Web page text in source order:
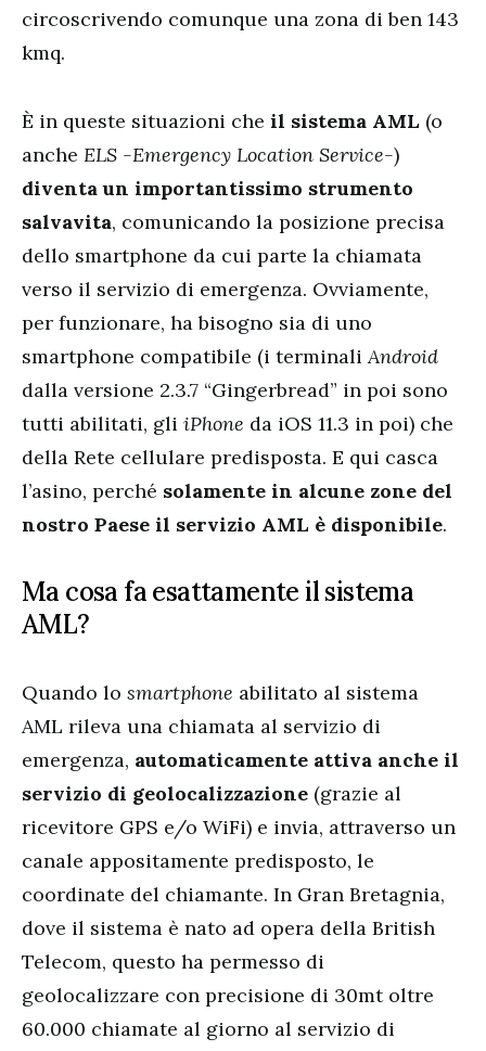
circoscrivendo comunque una zona di ben 143
kmq.
È in queste situazioni che il sistema AML (o
anche ELS -Emergency Location Service-)
diventa un importantissimo strumento
salvavita, comunicando la posizione precisa
dello smartphone da cui parte la chiamata
verso il servizio di emergenza. Ovviamente,
per funzionare, ha bisogno sia di uno
smartphone compatibile (i terminaliAndroid
dalla versione 2.3.7 “Gingerbread” in poi sono
tutti abilitati, gli iPhone da iOS 11.3 in poi) che
della Rete cellulare predisposta. E qui casca
l’asino, perché solamente in alcune zone del
nostro Paese il servizio AML è disponibile.
Ma cosa fa esattamente il sistema
AML?
Quando lo smartphone abilitato al sistema
AML rileva una chiamata al servizio di
emergenza, automaticamente attiva anche il
servizio di geolocalizzazione (grazie al
ricevitore GPS e/o WiFi) e invia, attraverso un
canale appositamente predisposto, le
coordinate del chiamante. In Gran Bretagnia,
dove il sistema è nato ad opera della British
Telecom, questo ha permesso di
geolocalizzare con precisione di 30mt oltre
60.000 chiamate al giorno al servizio di